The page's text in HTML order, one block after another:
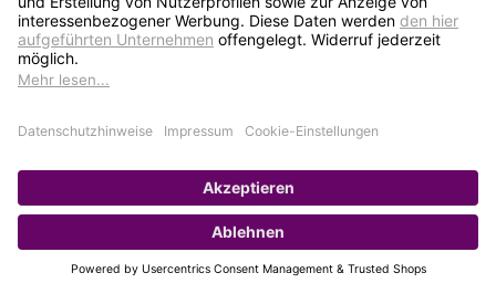
Bleiben Sie auf dem Laufenden und abonnieren Sie
gerne unseren Newsletter: